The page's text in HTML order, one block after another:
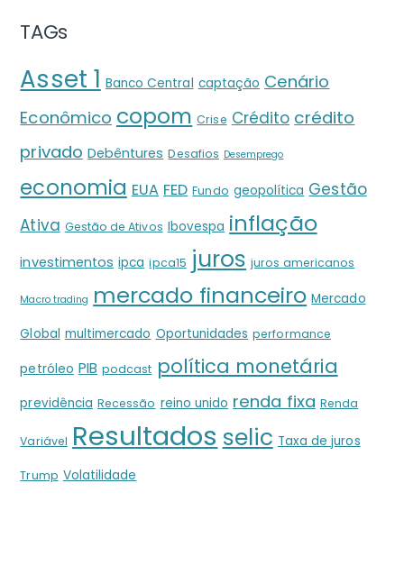
TAGs
Asset 1 Banco Central captação Cenário
Econômico copom Crise Crédito crédito
privado Debêntures Desafios Desemprego
economia EUA FED Fundo geopolítica Gestão
Ativa Gestão de Ativos Ibovespa inflação
investimentos ipca ipca15 juros juros americanos
Macro trading mercado financeiro Mercado
Global multimercado Oportunidades performance
petróleo PIB podcast política monetária
previdência Recessão reino unido renda fixa Renda
Variável Resultados selic Taxa de juros
Trump Volatilidade